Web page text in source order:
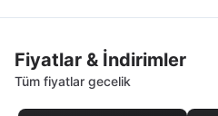
Fiyatlar & İndirimler
Tüm fiyatlar gecelik